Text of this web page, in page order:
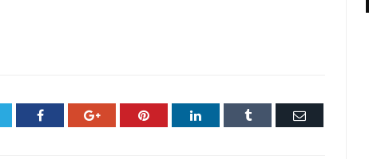
Facebook Google+ Pinterest LinkedIn Tumblr
E-